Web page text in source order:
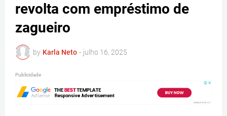
revolta com empréstimo de
zagueiro
by Karla Neto - julho 16, 2025
Publicidade